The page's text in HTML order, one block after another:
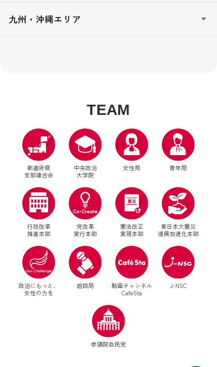
木国政経塾（和歌山）
おかやま政治大学校（岡山）
とくしま志政塾（徳島）
九州・沖縄エリア
自民党大分政治学院（大分）
ふるさとリーダー育成塾かごんま造士館（鹿児島）
Okinawa政治大学校-夢・志道場-（沖縄）
TEAM
都道府県
支部連合会
中央政治
大学院
女性局 青年局
行政改革
推進本部
党改革
実行本部
憲法改正
実現本部
東日本大震災
復興加速化本部
政治にもっと、
女性の力を
別ウィンドウリンク
遊説局
別ウィンドウリンク
動画チャンネル
CafeSta
J-NSC
参議院自民党
別ウィンドウリンク